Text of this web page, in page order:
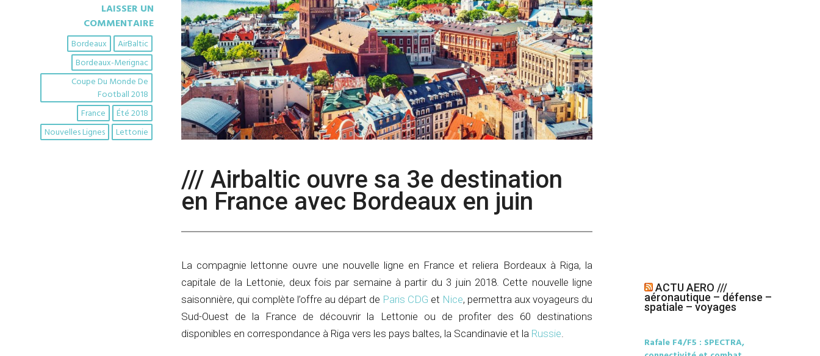
LAISSER UN
COMMENTAIRE
AirBaltic
Bordeaux
Bordeaux-Merignac
Coupe Du Monde De
Football 2018
Été 2018
France
Lettonie
Nouvelles Lignes
/// Airbaltic ouvre sa 3e destination
en France avec Bordeaux en juin
La compagnie lettonne ouvre une nouvelle ligne en France et reliera Bordeaux à Riga, la
capitale de la Lettonie, deux fois par semaine à partir du 3 juin 2018. Cette nouvelle ligne
saisonnière, qui complète l’offre au départ de Paris CDG et Nice, permettra aux voyageurs du
Sud-Ouest de la France de découvrir la Lettonie ou de profiter des 60 destinations
disponibles en correspondance à Riga vers les pays baltes, la Scandinavie et la Russie
ACTU AERO ///
aéronautique – défense –
spatiale – voyages
Rafale F4/F5 : SPECTRA,